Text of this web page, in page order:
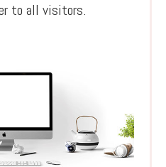
to all visitors.